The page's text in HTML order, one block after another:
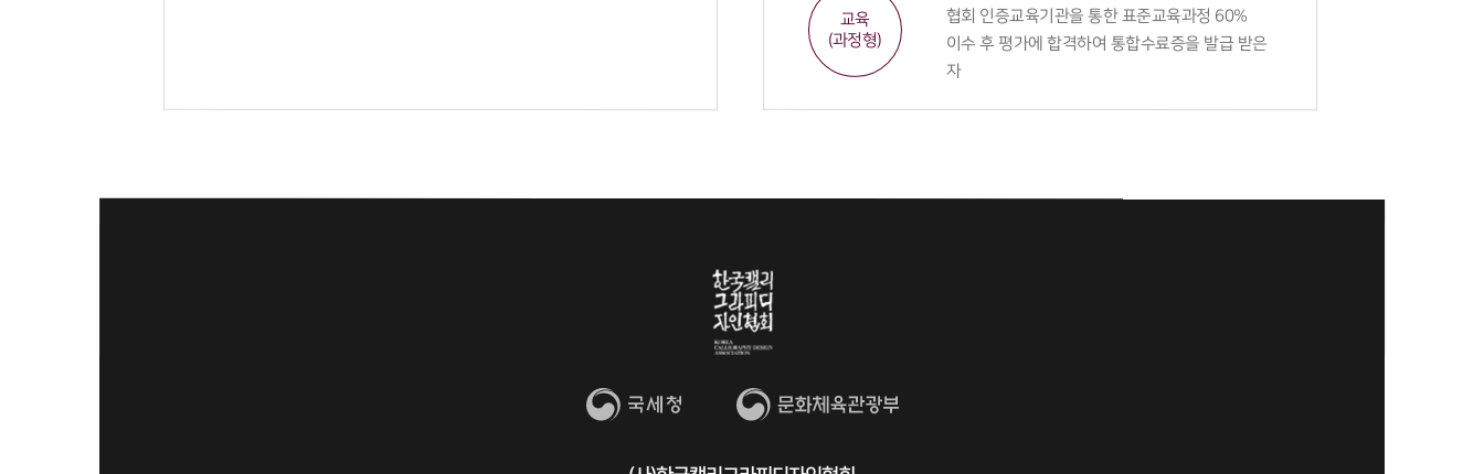
교육
(과정형)
협회 인증교육기관을 통한 표준교육과정 60%
이수 후 평가에 합격하여 통합수료증을 발급 받은
자